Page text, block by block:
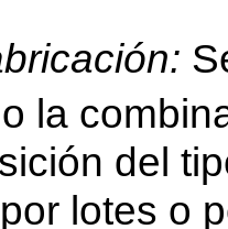
la
del
lotes o